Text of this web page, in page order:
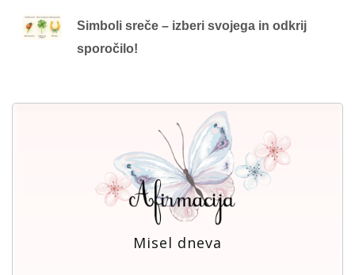
Simboli sreče – izberi svojega in odkrij
sporočilo!
Misel dneva